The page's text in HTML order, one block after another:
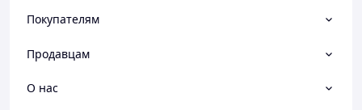
Покупателям
Продавцам
О нас